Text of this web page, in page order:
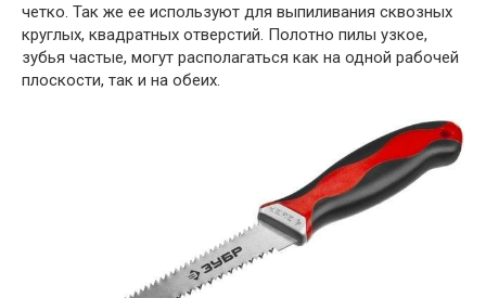
четко. Так же ее используют для выпиливания сквозных
круглых, квадратных отверстий. Полотно пилы узкое,
зубья частые, могут располагаться как на одной рабочей
плоскости, так и на обеих.